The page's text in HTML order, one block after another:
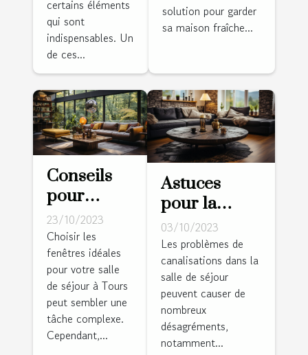
aventures
certains éléments
qui sont
indispensables. Un
de ces...
salle de
solution pour garder
sa maison fraîche...
Conseils
pour
choisir les
fenêtres
idéales
pour votre
salle de
séjour à
Tours
23/10/2023
Choisir les
fenêtres idéales
pour votre salle
de séjour à Tours
peut sembler une
tâche complexe.
Cependant,...
Astuces
pour la
prévention
des
problèmes
de
canalisations
dans la salle
de séjour
03/10/2023
Les problèmes de
canalisations dans la
salle de séjour
peuvent causer de
nombreux
désagréments,
notamment...